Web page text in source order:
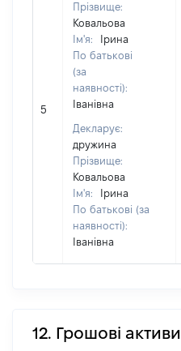
5
Прізвище:
Ковальова
Ім'я:
Ірина
По батькові
(за
наявності):
Іванівна
Декларує:
дружина
Прізвище:
Ковальова
Ім'я:
Ірина
По батькові (за
наявності):
Іванівна
12. Грошові активи